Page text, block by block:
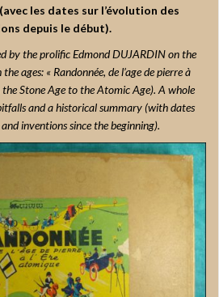
les dates sur l’évolution des
depuis le début).
by the prolific Edmond DUJARDIN on the
ages: « Randonnée, de l’age de pierre à
Stone Age to the Atomic Age). A whole
and a historical summary (with dates
inventions since the beginning).